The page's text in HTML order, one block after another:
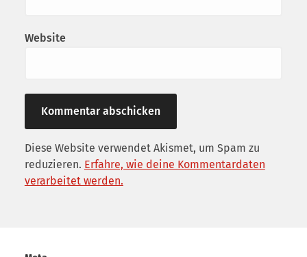
Website
Diese Website verwendet Akismet, um Spam zu
reduzieren. Erfahre, wie deine Kommentardaten
verarbeitet werden.